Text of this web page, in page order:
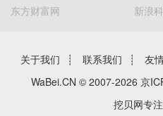
东方财富网 新浪
关于我们 ┊ 联系我们 ┊ 友
WaBei.CN © 2007-2026 京
挖贝网专